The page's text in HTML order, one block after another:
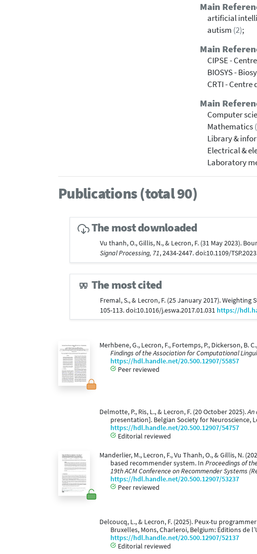
Main
artificial
autism (2);
Main
CIPSE -
BIOSYS -
CRTI -
Main
Computer
Mathematics
Library &
Electrical &
Laboratory
Publications (total 90)
The most downloaded
Vu thanh, O., Gillis, N., & Lecron, F. (31 May 2023).
Signal Processing, 71, 2434-2447. doi:10.1109/
The most cited
Fremal, S., & Lecron, F. (25 January 2017).
105-113. doi:10.1016/j.eswa.2017.01.031 https://
Merhbene, G., Lecron, F., Fortemps, P., Dickerson, B.
Findings of the Association for Computational
https://hdl.handle.net/20.500.12907/55857
Peer reviewed
Delmotte, P., Ris, L., & Lecron, F. (20 October 2025).An
presentation]. Belgian Society for Neuroscience,
https://hdl.handle.net/20.500.12907/54757
Editorial reviewed
Manderlier, M., Lecron, F., Vu Thanh, O., & Gillis, N.
based recommender system. In Proceedings of
19th ACM Conference on Recommender Systems
https://hdl.handle.net/20.500.12907/53237
Peer reviewed
Delcoucq, L., & Lecron, F. (2025). Peux-tu
Bruxelles, Mons, Charleroi, Belgium: Éditions de
https://hdl.handle.net/20.500.12907/52137
Editorial reviewed